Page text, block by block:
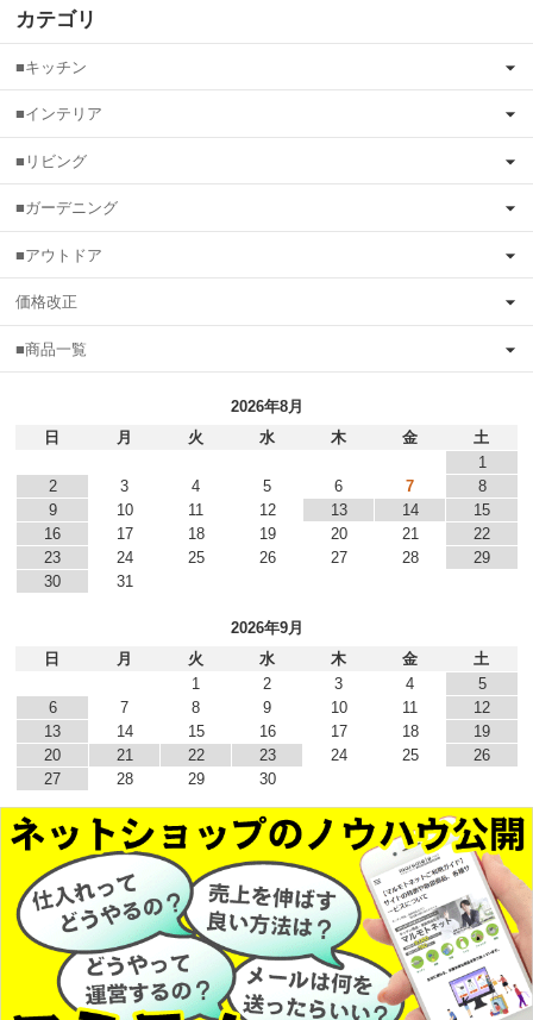
カテゴリ
■キッチン
■インテリア
■リビング
■ガーデニング
■アウトドア
価格改正
■商品一覧
2026年8月
日
月 火 水 木 金
土
1
2
3 4 5 6 7
8
9
10 11 12 13 14
15
16
17 18 19 20 21
22
23
24 25 26 27 28
29
30
31
2026年9月
日
月 火 水 木 金
土
1
2 3 4
5
6
7 8 9 10 11
12
13
14 15 16 17 18
19
20
21 22 23 24 25
26
27
28 29 30